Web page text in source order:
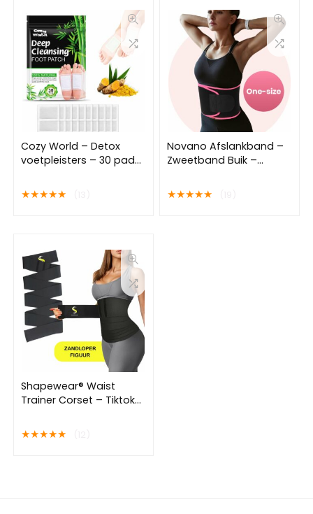
Cozy World – Detox
voetpleisters – 30 pads
Voordeelverpakking –
Detoxkuur –
★★★★★
Novano Afslankband –
Zweetband Buik –
Waist Trainer – Sauna
Belt Band – One Size
★★★★★
Shapewear® Waist
Trainer Corset – Tiktok
buikband – Waist
Shaper – Corrigerend
★★★★★